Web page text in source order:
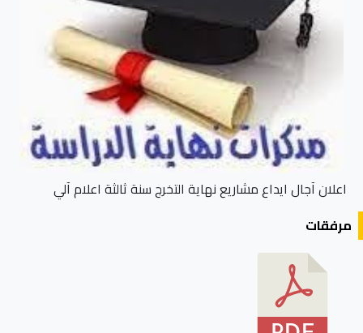
اعلان آجال ايداع مشاريع نهاية التخرج سنة ثالثة اعلام آلي
مرفقات